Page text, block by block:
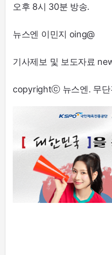
오후 8시 30분 방송.
뉴스엔 이민지 oing@
기사제보 및 보도자료
copyrightⓒ 뉴스엔. 무단